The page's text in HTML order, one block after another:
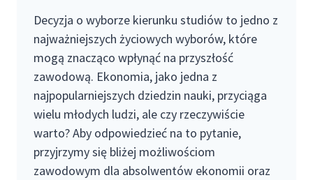
Decyzja o wyborze kierunku studiów to jedno z
najważniejszych życiowych wyborów, które
mogą znacząco wpłynąć na przyszłość
zawodową. Ekonomia, jako jedna z
najpopularniejszych dziedzin nauki, przyciąga
wielu młodych ludzi, ale czy rzeczywiście
warto? Aby odpowiedzieć na to pytanie,
przyjrzymy się bliżej możliwościom
zawodowym dla absolwentów ekonomii oraz